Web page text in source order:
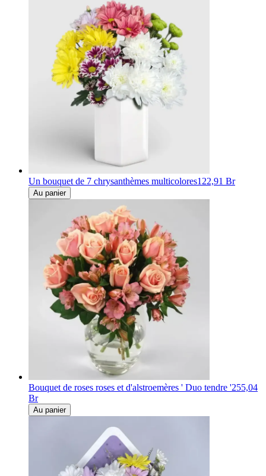
Un bouquet de 7 chrysanthèmes multicolores122,91 Br
Au panier
Bouquet de roses roses et d'alstroemères ' Duo tendre '255,04
Br
Au panier